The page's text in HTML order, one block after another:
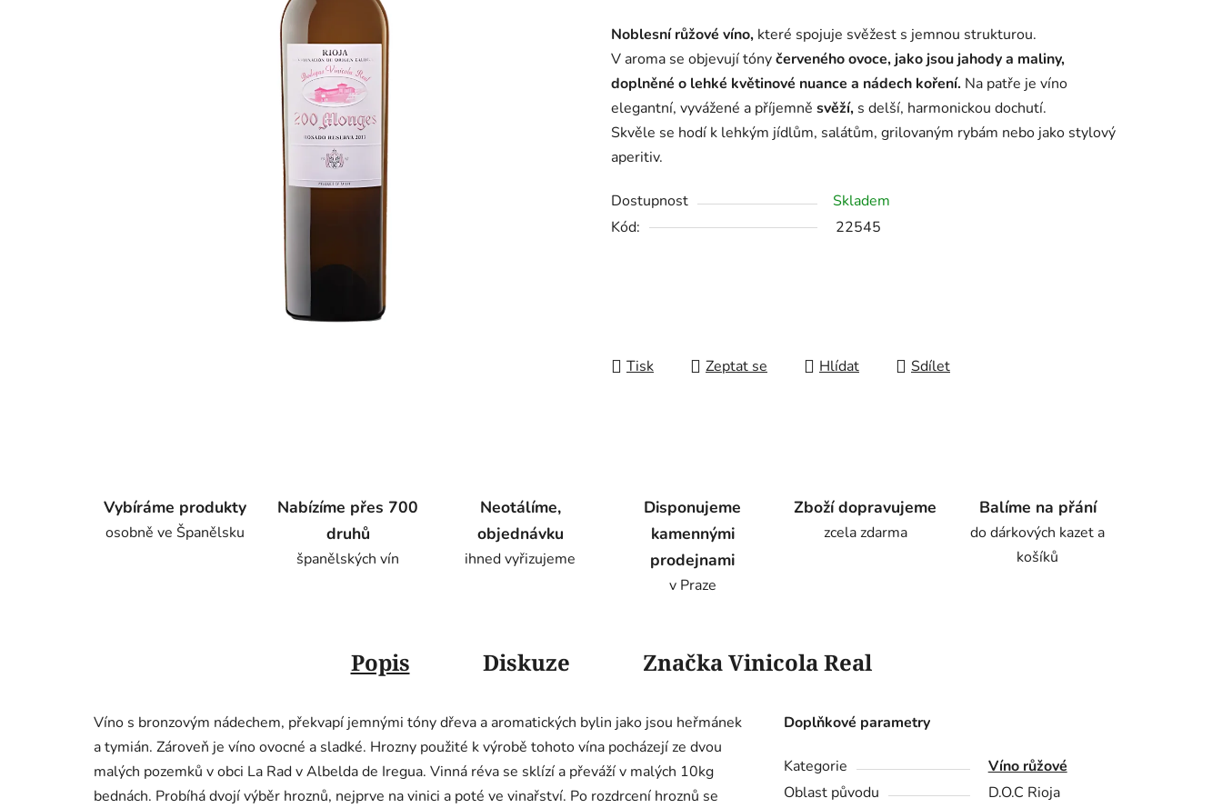
je
0,0
z
5
hvězdiček.
Noblesní růžové víno, které spojuje svěžest s jemnou strukturou.
V aroma se objevují tónyčerveného ovoce, jako jsou jahody a maliny,
doplněné o lehké květinové nuance a nádech koření. Na patře je víno
elegantní, vyvážené a příjemně svěží, s delší, harmonickou dochutí.
Skvěle se hodí k lehkým jídlům, salátům, grilovaným rybám nebo jako stylový
aperitiv.
Dostupnost
Skladem
Kód:
22545
Tisk Zeptat se Hlídat Sdílet
Vybíráme produkty
osobně ve Španělsku
Nabízíme přes 700
druhů
španělských vín
Neotálíme,
objednávku
ihned vyřizujeme
Disponujeme
kamennými
prodejnami
v Praze
Zboží dopravujeme
zcela zdarma
Balíme na přání
do dárkových kazet a
košíků
Popis Diskuze ZnačkaVinicola Real
Víno s bronzovým nádechem, překvapí jemnými tóny dřeva a aromatických bylin jako jsou heřmánek
a tymián. Zároveň je víno ovocné a sladké. Hrozny použité k výrobě tohoto vína pocházejí ze dvou
malých pozemků v obci La Rad v Albelda de Iregua. Vinná réva se sklízí a převáží v malých 10kg
bednách. Probíhá dvojí výběr hroznů, nejprve na vinici a poté ve vinařství. Po rozdrcení hroznů se
Doplňkové parametry
Kategorie
Víno růžové
Oblast původu
D.O.C Rioja